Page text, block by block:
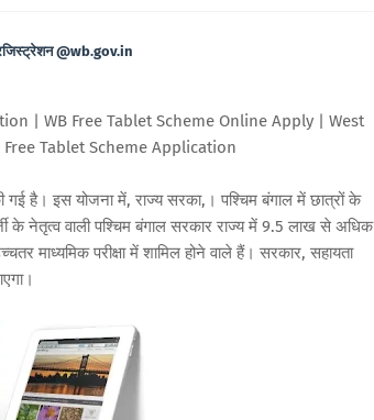
@wb.gov.in
| WB Free Tablet Scheme Online Apply | West
Tablet Scheme Application
गई है। इस योजना में, राज्य सरका,। पश्चिम बंगाल में छात्रों के
नेतृत्व वाली पश्चिम बंगाल सरकार राज्य में 9.5 लाख से अधिक
माध्यमिक परीक्षा में शामिल होने वाले हैं। सरकार, सहायता